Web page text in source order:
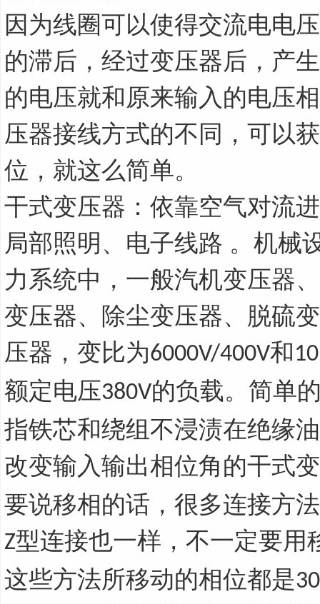
因为线圈可以使得交流电电
的滞后，经过变压器后，产
的电压就和原来输入的电压
压器接线方式的不同，可以
位，就这么简单。
干式变压器：依靠空气对流
局部照明、电子线路 。机械
力系统中，一般汽机变压器
变压器、除尘变压器、脱硫
压器，变比为6000V/400V和
额定电压380V的负载。简单
指铁芯和绕组不浸渍在绝缘
改变输入输出相位角的干式
要说移相的话，很多连接方
Z型连接也一样，不一定要用
这些方法所移动的相位都是30